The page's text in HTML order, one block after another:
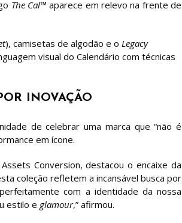
The Cal™ aparece em relevo na frente de
), camisetas de algodão e o Legacy
visual do Calendário com técnicas
INOVAÇÃO
de celebrar uma marca que “não é
em ícone.
Conversion, destacou o encaixe da
coleção refletem a incansável busca por
com a identidade da nossa
estilo e glamour,” afirmou.